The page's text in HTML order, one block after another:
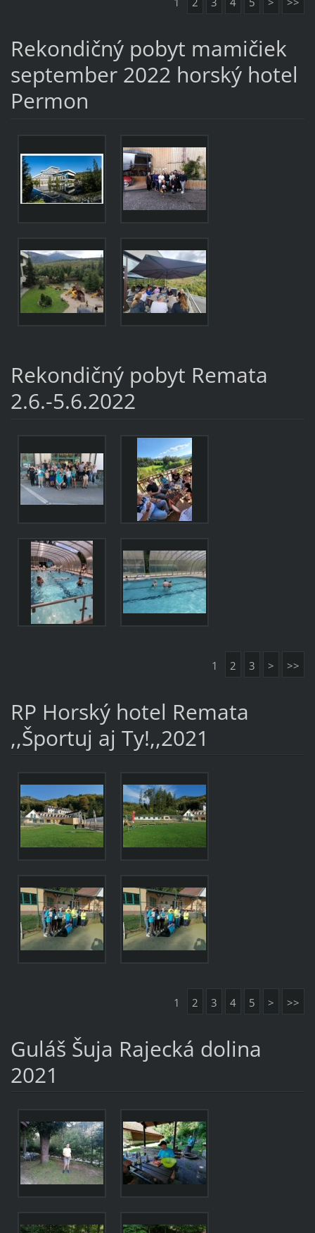
Rekondičný pobyt mamičiek
september 2022 horský hotel
Permon
Rekondičný pobyt Remata
2.6.-5.6.2022
1 2 3 > >>
RP Horský hotel Remata
,,Športuj aj Ty!,,2021
1 2 3 4 5 > >>
Guláš Šuja Rajecká dolina
2021